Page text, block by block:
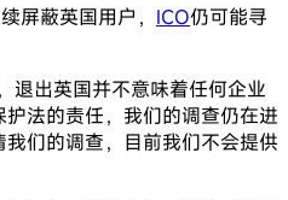
屏蔽英国用户， ICO仍可能寻
退出英国并不意味着任何企业
法的责任，我们的调查仍在进
们的调查，目前我们不会提供